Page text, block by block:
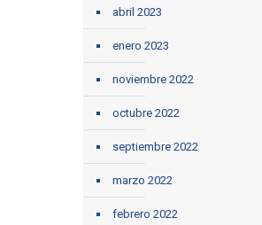
abril 2023
enero 2023
noviembre 2022
octubre 2022
septiembre 2022
marzo 2022
febrero 2022